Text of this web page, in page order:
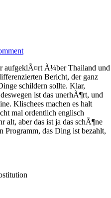
aufgeklÃ¤rt Ã¼ber Thailand und
Bericht, der ganz
schildern sollte. Klar,
ist das unerhÃ¶rt, und
Klischees machen es halt
mal ordentlich englisch
alt, aber das ist ja das schÃ¶ne
das Ding ist bezahlt,